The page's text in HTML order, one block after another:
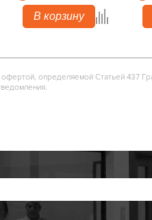
В корзину
определяемой Статьей 437